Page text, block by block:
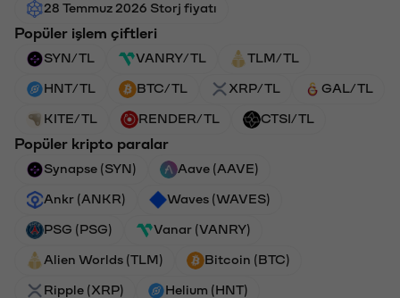
28 Temmuz 2026 Storj fiyatı
Popüler işlem çiftleri
SYN/TL VANRY/TL TLM/TL
HNT/TL BTC/TL XRP/TL GAL/TL
KITE/TL RENDER/TL CTSI/TL
Popüler kripto paralar
Synapse (SYN) Aave (AAVE)
Ankr (ANKR) Waves (WAVES)
PSG (PSG) Vanar (VANRY)
Alien Worlds (TLM) Bitcoin (BTC)
Ripple (XRP) Helium (HNT)